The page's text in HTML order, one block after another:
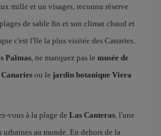
mille et un visages, reconnu réserve
de sable fin et son climat chaud et
c'est l'île la plus visitée des Canaries.
Palmas, ne manquez pas le musée de
ou le jardin botanique Viera
vous à la plage de Las Canteras, l'une
au monde. En dehors de la